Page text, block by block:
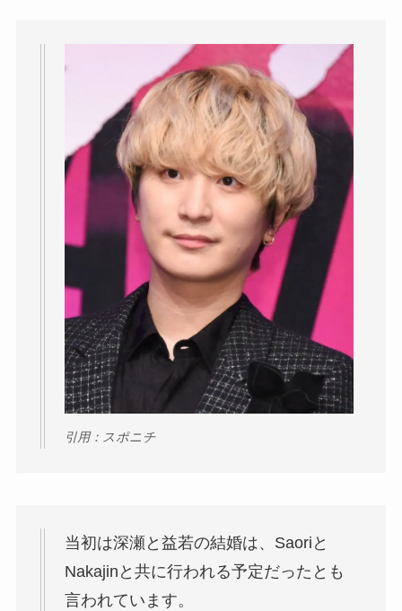
引用：スポニチ
当初は深瀬と益若の結婚は、Saoriと
Nakajinと共に行われる予定だったとも
言われています。